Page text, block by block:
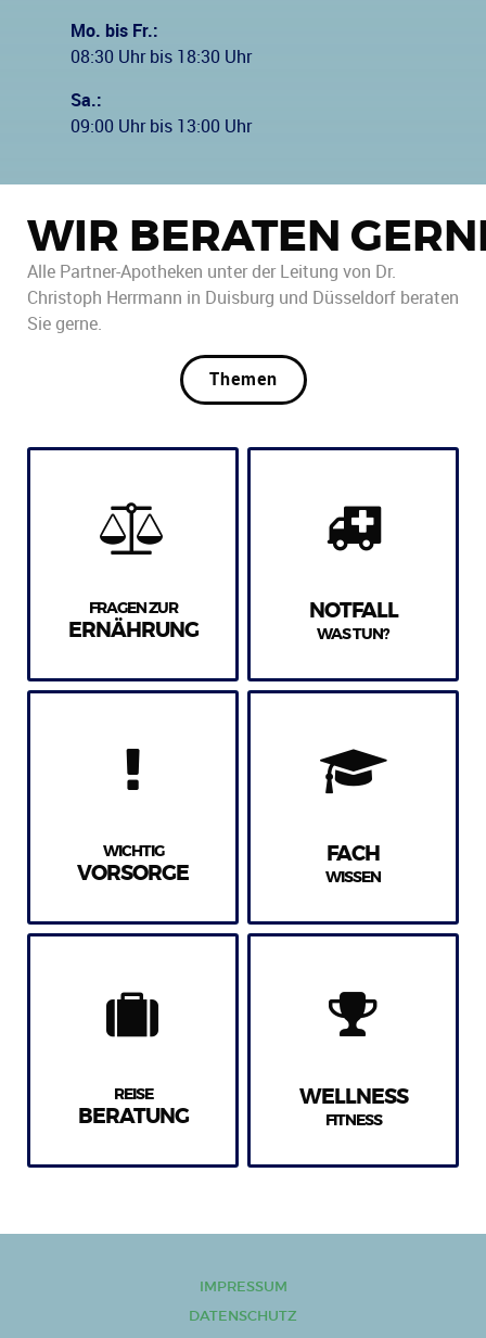
Mo. bis Fr.:
08:30 Uhr bis 18:30 Uhr
Sa.:
09:00 Uhr bis 13:00 Uhr
WIR BERATEN
Alle Partner-Apotheken unter der Leitung von Dr.
Christoph Herrmann in Duisburg und Düsseldorf beraten
Sie gerne.
Themen
FRAGEN ZUR
ERNÄHRUNG
NOTFALL
WAS TUN?
WICHTIG
VORSORGE
FACH
WISSEN
REISE
BERATUNG
WELLNESS
FITNESS
IMPRESSUM
DATENSCHUTZ